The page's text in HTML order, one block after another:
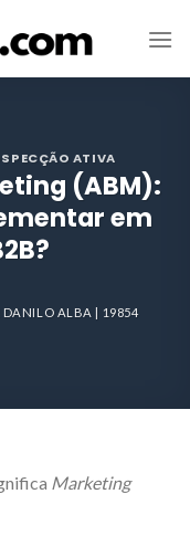
ATIVA
(ABM):
em
DANILO ALBA
| 19854
Marketing